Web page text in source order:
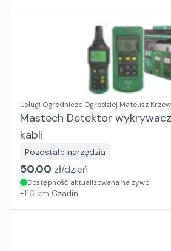
Usługi Ogrodnicze Ogrodziej Mateusz
Mastech Detektor
kabli
Pozostałe narzędzia
50.00 zł/dzień
Dostępność aktualizowana na żywo
+116 km Czarlin